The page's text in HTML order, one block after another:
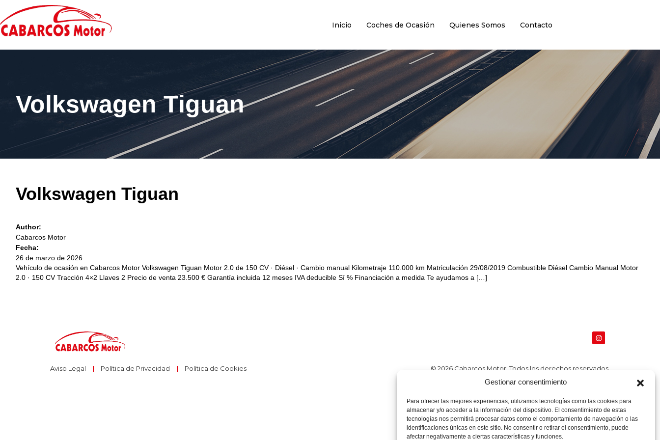
Gestionar consentimiento
Para ofrecer las mejores experiencias, utilizamos tecnologías como las cookies para
almacenar y/o acceder a la información del dispositivo. El consentimiento de estas
tecnologías nos permitirá procesar datos como el comportamiento de navegación o las
identificaciones únicas en este sitio. No consentir o retirar el consentimiento, puede
afectar negativamente a ciertas características y funciones.
Inicio Coches de Ocasión Quienes Somos Contacto
Volkswagen Tiguan
Volkswagen Tiguan
Author:
Cabarcos Motor
Fecha:
26 de marzo de 2026
Vehículo de ocasión en Cabarcos Motor Volkswagen Tiguan Motor 2.0 de 150 CV · Diésel · Cambio manual Kilometraje 110.000 km Matriculación 29/08/2019 Combustible Diésel Cambio Manual Motor
2.0 · 150 CV Tracción 4×2 Llaves 2 Precio de venta 23.500 € Garantía incluida 12 meses IVA deducible Sí % Financiación a medida Te ayudamos a […]
Aviso Legal | Política de Privacidad | Política de Cookies © 2026 Cabarcos Motor.Todos los derechos reservados.